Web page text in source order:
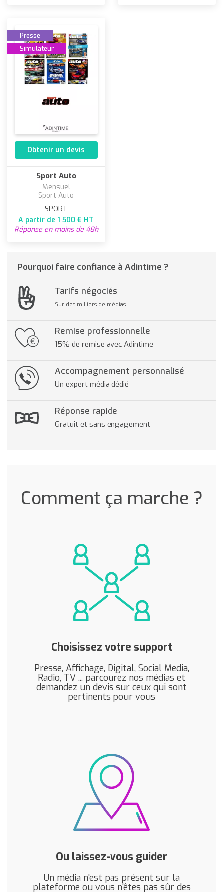
Presse
Simulateur
Obtenir un devis
Sport Auto
Mensuel
Sport Auto
SPORT
A partir de 1 500 € HT
Réponse en moins de 48h
Pourquoi faire confiance à Adintime ?
Tarifs négociés
Sur des milliers de médias
Remise professionnelle
15% de remise avec Adintime
Accompagnement personnalisé
Un expert média dédié
Réponse rapide
Gratuit et sans engagement
Comment ça marche ?
Choisissez votre support
Presse, Affichage, Digital, Social Media,
Radio, TV ... parcourez nos médias et
demandez un devis sur ceux qui sont
pertinents pour vous
Ou laissez-vous guider
Un média n'est pas présent sur la
plateforme ou vous n'êtes pas sûr des